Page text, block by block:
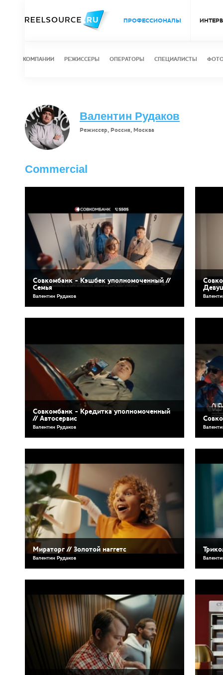
ПРОФЕССИОНАЛЫ
КОМПАНИИ РЕЖИССЕРЫ ОПЕРАТОРЫ СПЕЦИАЛИСТЫ
Валентин Рудаков
Режиссер, Россия, Москва
Commercial
Совкомбанк - Кэшбек уполномоченный //
Семья
Валентин Рудаков
Совкомбанк - Кредитка уполномоченный
// Автосервис
Валентин Рудаков
Мираторг // Золотой наггетс
Валентин Рудаков